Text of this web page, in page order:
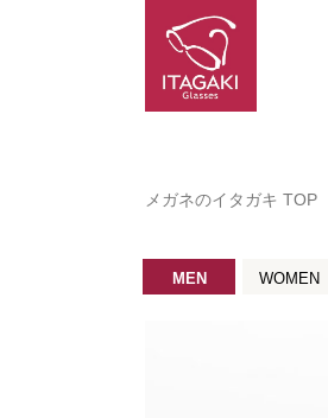
メガネのイタガキ TOP
MEN WOMEN